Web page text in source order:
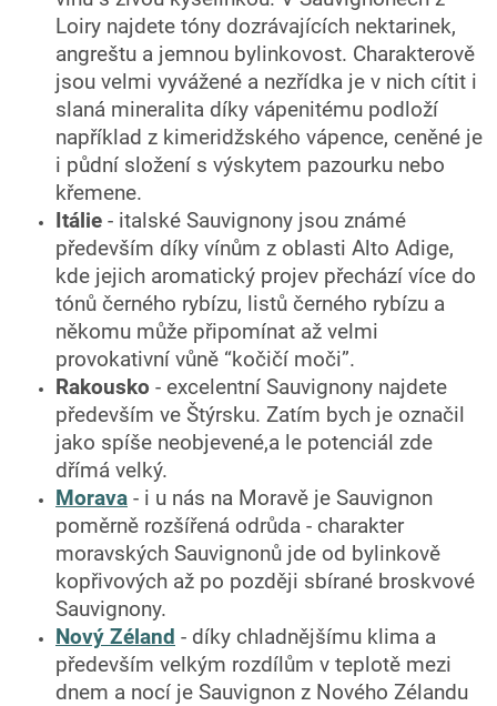
Loiry najdete tóny dozrávajících nektarinek,
angreštu a jemnou bylinkovost. Charakterově
jsou velmi vyvážené a nezřídka je v nich cítit i
slaná mineralita díky vápenitému podloží
například z kimeridžského vápence, ceněné je
i půdní složení s výskytem pazourku nebo
křemene.
Itálie - italské Sauvignony jsou známé
především díky vínům z oblasti Alto Adige,
kde jejich aromatický projev přechází více do
tónů černého rybízu, listů černého rybízu a
někomu může připomínat až velmi
provokativní vůně “kočičí moči”.
Rakousko - excelentní Sauvignony najdete
především ve Štýrsku. Zatím bych je označil
jako spíše neobjevené,a le potenciál zde
dřímá velký.
Morava - i u nás na Moravě je Sauvignon
poměrně rozšířená odrůda - charakter
moravských Sauvignonů jde od bylinkově
kopřivových až po později sbírané broskvové
Sauvignony.
Nový Zéland - díky chladnějšímu klima a
především velkým rozdílům v teplotě mezi
dnem a nocí je Sauvignon z Nového Zélandu